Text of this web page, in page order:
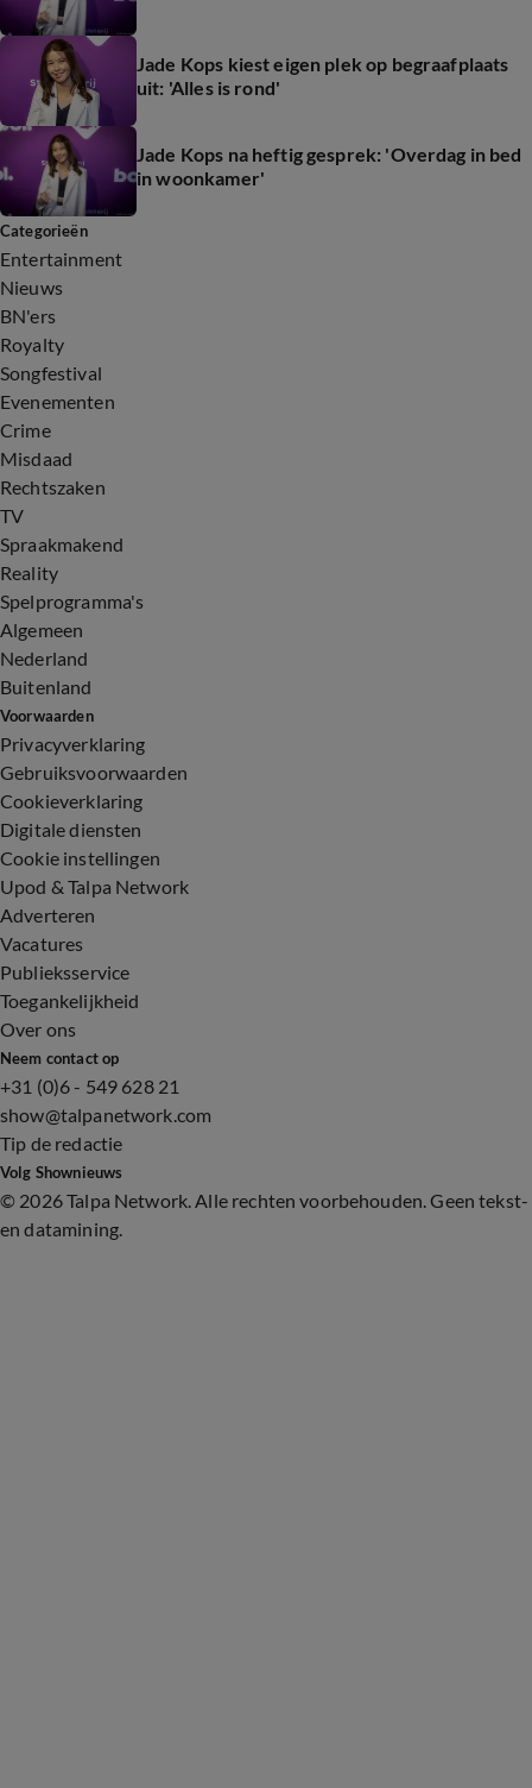
Jade Kops kiest eigen plek op begraafplaats
uit: 'Alles is rond'
Jade Kops na heftig gesprek: 'Overdag in bed
in woonkamer'
Categorieën
Entertainment
Nieuws
BN'ers
Royalty
Songfestival
Evenementen
Crime
Misdaad
Rechtszaken
TV
Spraakmakend
Reality
Spelprogramma's
Algemeen
Nederland
Buitenland
Voorwaarden
Privacyverklaring
Gebruiksvoorwaarden
Cookieverklaring
Digitale diensten
Cookie instellingen
Upod & Talpa Network
Adverteren
Vacatures
Publieksservice
Toegankelijkheid
Over ons
Neem contact op
+31 (0)6 - 549 628 21
show@talpanetwork.com
Tip de redactie
Volg Shownieuws
© 2026 Talpa Network. Alle rechten voorbehouden. Geen tekst-
en datamining.